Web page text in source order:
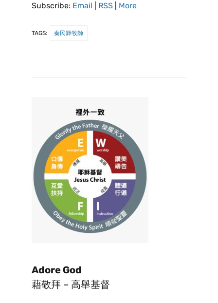
Subscribe: Email RSS More
TAGS: 秦民輝牧師
Adore God
藉敬拜 – 高舉基督